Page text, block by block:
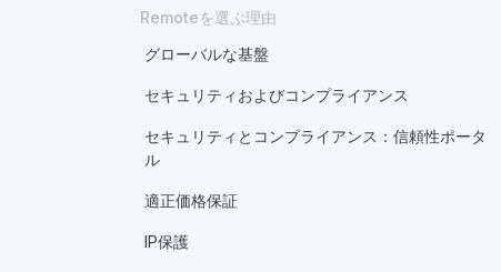
Remoteを選ぶ理由
グローバルな基盤
セキュリティおよびコンプライアンス
セキュリティとコンプライアンス：信頼性ポータ
ル
適正価格保証
IP保護